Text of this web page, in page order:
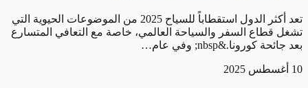
تعد أكثر الدول استقطاباً للسياح 2025 من الموضوعات الحيوية التي
تشغل قطاع السفر والسياحة العالمي، خاصة مع التعافي المتسارع
بعد جائحة كورونا.&nbsp; وفي عام…
10 أغسطس 2025